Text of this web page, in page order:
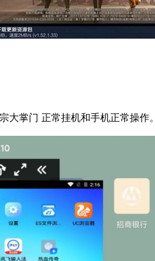
大掌门 正常挂机和手机正常操作。